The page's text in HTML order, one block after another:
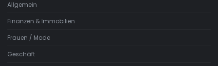
Allgemein
Finanzen & Immobilien
Frauen / Mode
Geschäft